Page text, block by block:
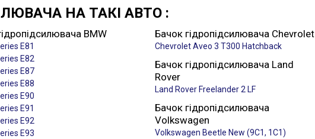
НА ТАКІ АВТО :
BMW
E81
E82
E87
E88
E90
E91
E92
E93
Бачок гідропідсилювача Chevrolet
Chevrolet Aveo 3 T300 Hatchback
Бачок гідропідсилювача Land
Rover
Land Rover Freelander 2 LF
Бачок гідропідсилювача
Volkswagen
Volkswagen Beetle New (9C1, 1C1)